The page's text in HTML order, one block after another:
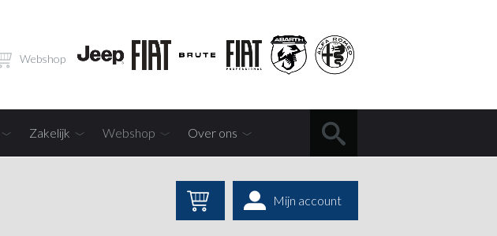
Webshop
Zakelijk Webshop Over ons
Mijn account